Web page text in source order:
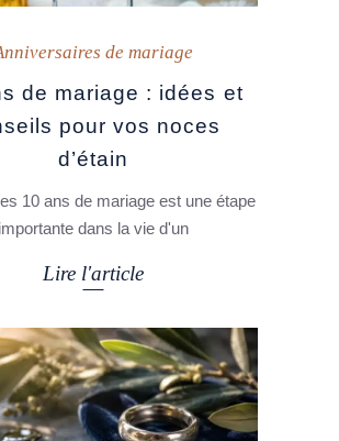
de mariage
de mariage : idées et
pour vos noces
d’étain
10 ans de mariage est une étape
importante dans la vie d'un
Lire l'article